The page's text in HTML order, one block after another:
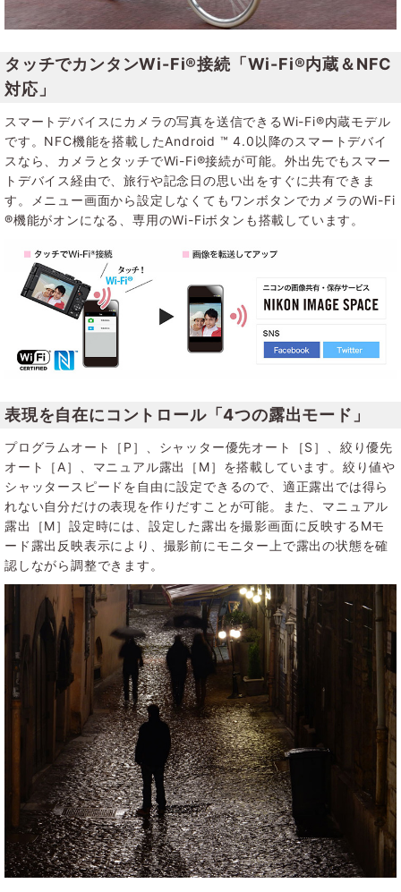
タッチでカンタンWi-Fi®接続「Wi-Fi®内蔵＆NFC
対応」
スマートデバイスにカメラの写真を送信できるWi-Fi®内蔵モデル
です。NFC機能を搭載したAndroid ™ 4.0以降のスマートデバイ
スなら、カメラとタッチでWi-Fi®接続が可能。外出先でもスマー
トデバイス経由で、旅行や記念日の思い出をすぐに共有できま
す。メニュー画面から設定しなくてもワンボタンでカメラのWi-Fi
®機能がオンになる、専用のWi-Fiボタンも搭載しています。
表現を自在にコントロール「4つの露出モード」
プログラムオート［P］、シャッター優先オート［S］、絞り優先
オート［A］、マニュアル露出［M］を搭載しています。絞り値や
シャッタースピードを自由に設定できるので、適正露出では得ら
れない自分だけの表現を作りだすことが可能。また、マニュアル
露出［M］設定時には、設定した露出を撮影画面に反映するMモ
ード露出反映表示により、撮影前にモニター上で露出の状態を確
認しながら調整できます。